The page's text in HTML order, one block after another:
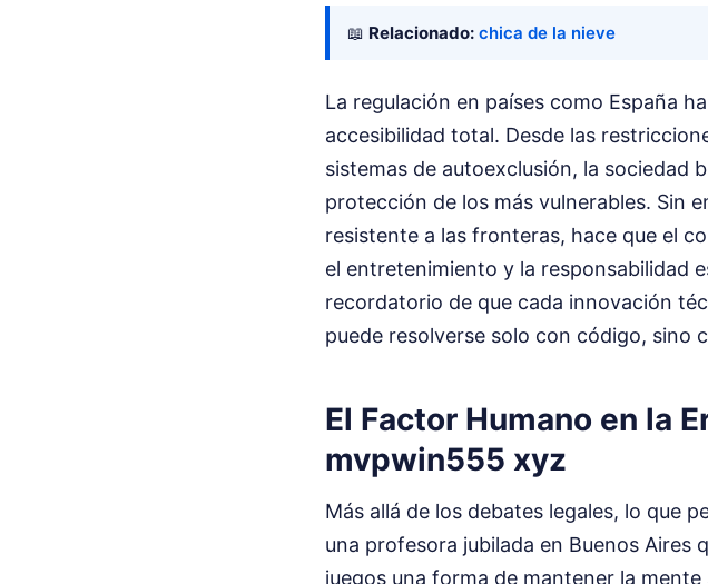
📖 Relacionado: chica de la nieve
La regulación en países como España
accesibilidad total. Desde las
sistemas de autoexclusión, la sociedad
protección de los más vulnerables. Sin
resistente a las fronteras, hace que el
el entretenimiento y la responsabilidad
recordatorio de que cada innovación
puede resolverse solo con código, sino
El Factor Humano en la
mvpwin555 xyz
Más allá de los debates legales, lo que
una profesora jubilada en Buenos Aires
juegos una forma de mantener la